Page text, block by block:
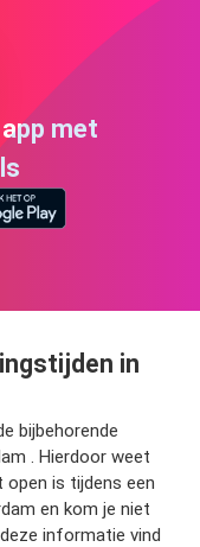
met
in
bijbehorende
. Hierdoor weet
open is tijdens een
en kom je niet
informatie vind